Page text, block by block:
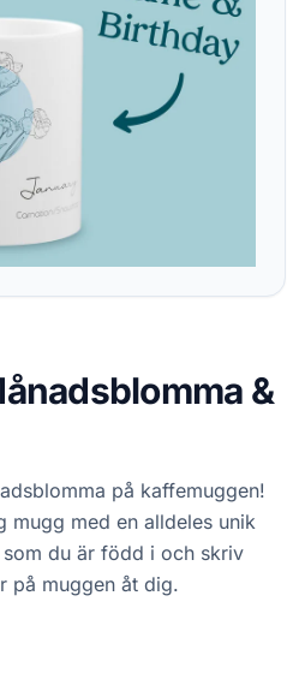
&
på kaffemuggen!
mugg med en alldeles unik
du är född i och skriv
på muggen åt dig.